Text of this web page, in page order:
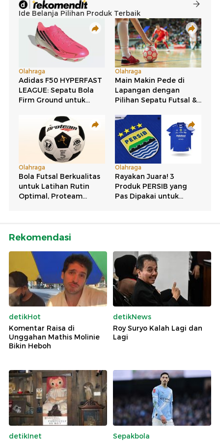
Rekomendasi
detikHot
Komentar Raisa di
Unggahan Mathis Molinie
Bikin Heboh
detikNews
Roy Suryo Kalah Lagi dan
Lagi
detikInet
Sepakbola